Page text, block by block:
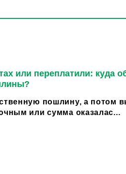
или переплатили: куда
пошлину, а потом
или сумма оказалас...